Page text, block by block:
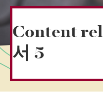
Content
서 5